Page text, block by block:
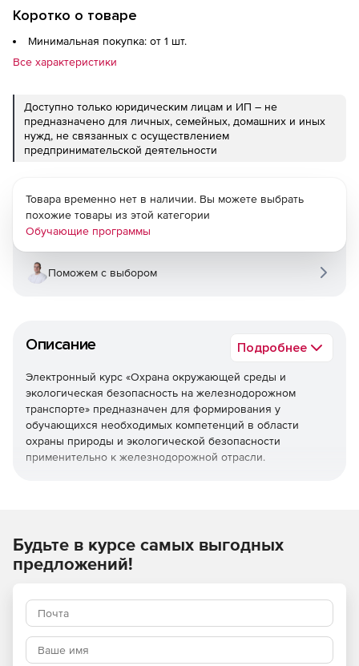
Коротко о товаре
Минимальная покупка: от 1 шт.
Все характеристики
Доступно только юридическим лицам и ИП – не
предназначено для личных, семейных, домашних и иных
нужд, не связанных с осуществлением
предпринимательской деятельности
Описание Подробнее
Электронный курс «Охрана окружающей среды и
экологическая безопасность на железнодорожном
транспорте» предназначен для формирования у
обучающихся необходимых компетенций в области
охраны природы и экологической безопасности
применительно к железнодорожной отрасли.
минимизации негативного воздействия деятельности
железной дороги на окружающую среду,
природоохранительного законодательства и повышения
уровня экологической культуры.
Основные темы курса
Товара временно нет в наличии. Вы можете выбрать
похожие товары из этой категории
Обучающие программы
Поможем с выбором
Будьте в курсе самых выгодных
предложений!